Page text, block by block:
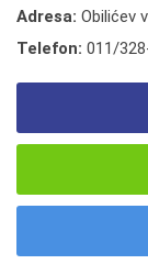
Adresa: Obilićev
Telefon: 011/